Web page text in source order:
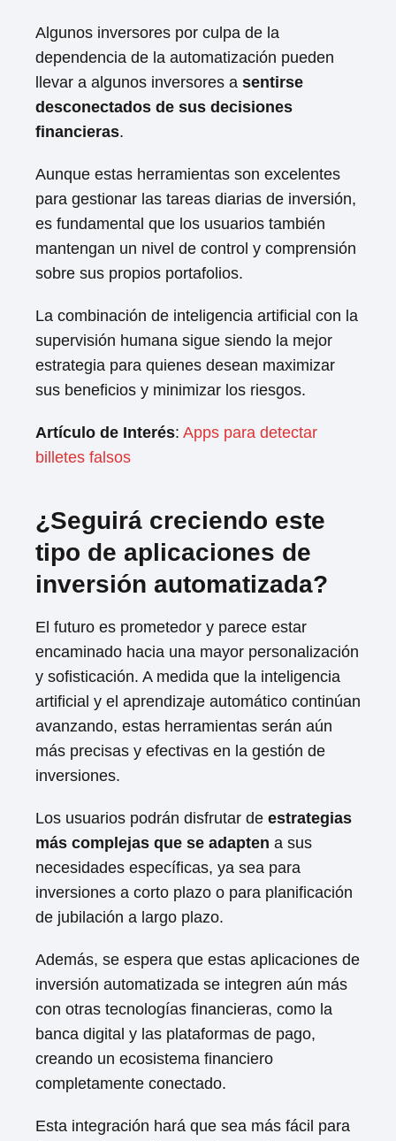
Algunos inversores por culpa de la
dependencia de la automatización pueden
llevar a algunos inversores a sentirse
desconectados de sus decisiones
financieras.
Aunque estas herramientas son excelentes
para gestionar las tareas diarias de inversión,
es fundamental que los usuarios también
mantengan un nivel de control y comprensión
sobre sus propios portafolios.
La combinación de inteligencia artificial con la
supervisión humana sigue siendo la mejor
estrategia para quienes desean maximizar
sus beneficios y minimizar los riesgos.
Artículo de Interés: Apps para detectar
billetes falsos
¿Seguirá creciendo este
tipo de aplicaciones de
inversión automatizada?
El futuro es prometedor y parece estar
encaminado hacia una mayor personalización
y sofisticación. A medida que la inteligencia
artificial y el aprendizaje automático continúan
avanzando, estas herramientas serán aún
más precisas y efectivas en la gestión de
inversiones.
Los usuarios podrán disfrutar de estrategias
más complejas que se adapten a sus
necesidades específicas, ya sea para
inversiones a corto plazo o para planificación
de jubilación a largo plazo.
Además, se espera que estas aplicaciones de
inversión automatizada se integren aún más
con otras tecnologías financieras, como la
banca digital y las plataformas de pago,
creando un ecosistema financiero
completamente conectado.
Esta integración hará que sea más fácil para